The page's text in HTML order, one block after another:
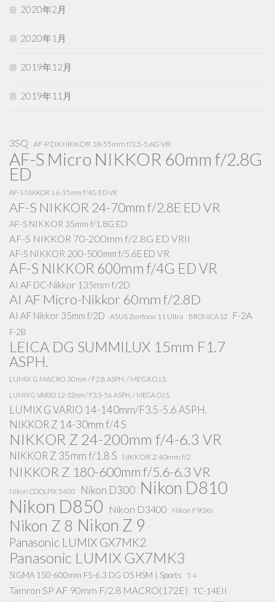
2020年2月
2020年1月
2019年12月
2019年11月
3SQ AF-P DX NIKKOR 18-55mm f/3.5-5.6G VR
AF-S Micro NIKKOR 60mm f/2.8G
ED
AF-S NIKKOR 16-35mm f/4G ED VR
AF-S NIKKOR 24-70mm f/2.8E ED VR
AF-S NIKKOR 35mm f/1.8G ED
AF-S NIKKOR 70-200mm f/2.8G ED VRII
AF-S NIKKOR 200-500mm f/5.6E ED VR
AF-S NIKKOR 600mm f/4G ED VR
AI AF DC-Nikkor 135mm f/2D
AI AF Micro-Nikkor 60mm f/2.8D
AI AF Nikkor 35mm f/2D ASUS Zenfone 11 Ultra BRONICA S2 F-2A
F-2B
LEICA DG SUMMILUX 15mm F1.7
ASPH.
LUMIX G MACRO 30mm / F2.8 ASPH. / MEGA O.I.S.
LUMIX G VARIO 12-32mm / F3.5-5.6 ASPH. / MEGA O.I.S.
LUMIX G VARIO 14-140mm/F3.5-5.6 ASPH.
NIKKOR Z 14-30mm f/4 S
NIKKOR Z 24-200mm f/4-6.3 VR
NIKKOR Z 35mm f/1.8 S NIKKOR Z 40mm f/2
NIKKOR Z 180-600mm f/5.6-6.3 VR
Nikon COOLPIX 5400 Nikon D300 Nikon D810
Nikon D850 Nikon D3400 Nikon F90Xs
Nikon Z 8 Nikon Z 9
Panasonic LUMIX GX7MK2
Panasonic LUMIX GX7MK3
SIGMA 150-600mm F5-6.3 DG OS HSM | Sports T-4
Tamron SP AF 90mm F/2.8 MACRO(172E) TC-14EII